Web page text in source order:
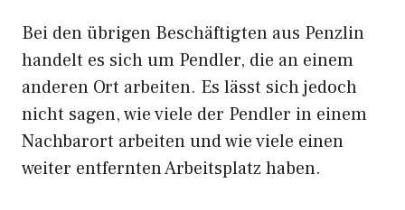
Bei den übrigen Beschäftigten aus Penzlin
handelt es sich um Pendler, die an einem
anderen Ort arbeiten. Es lässt sich jedoch
nicht sagen, wie viele der Pendler in einem
Nachbarort arbeiten und wie viele einen
weiter entfernten Arbeitsplatz haben.